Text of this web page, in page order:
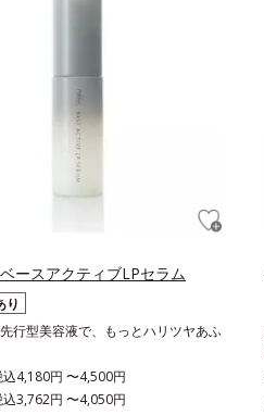
ースアクティブLPセラム
り
行型美容液で、もっとハリツヤあふ
4,180円 〜4,500円
3,762円 〜4,050円